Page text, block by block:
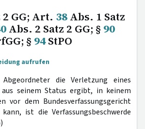
2 GG; Art. 38 Abs. 1 Satz
Abs. 2 Satz 2 GG; § 90
§ 94StPO
aufrufen
die Verletzung eines
aus seinem Status ergibt, in keinem
vor dem Bundesverfassungsgericht
ist die Verfassungsbeschwerde